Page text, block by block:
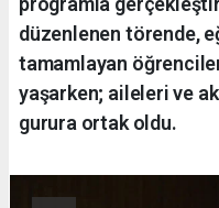
düzenlenen törende,
tamamlayan
yaşarken; aileleri ve
gurura ortak oldu.